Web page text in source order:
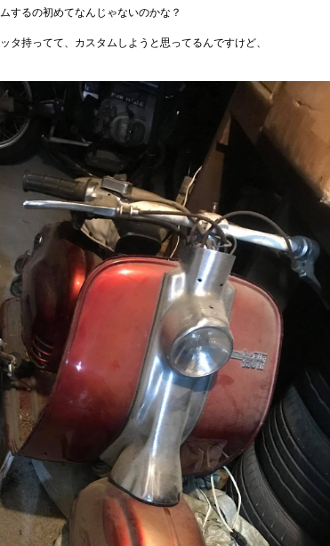
するの初めてなんじゃないのかな？
タ持ってて、カスタムしようと思ってるんですけど、